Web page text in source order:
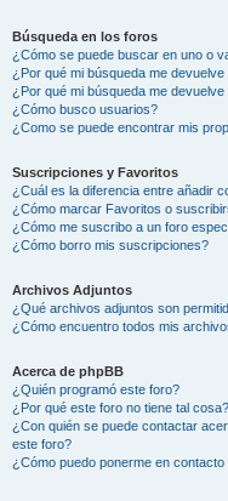
Búsqueda en los foros
¿Cómo se puede buscar en uno o
¿Por qué mi búsqueda me
¿Por qué mi búsqueda me
¿Cómo busco usuarios?
¿Como se puede encontrar mis
Suscripciones y Favoritos
¿Cuál es la diferencia entre añadir
¿Cómo marcar Favoritos o
¿Cómo me suscribo a un foro
¿Cómo borro mis suscripciones?
Archivos Adjuntos
¿Qué archivos adjuntos son
¿Cómo encuentro todos mis
Acerca de phpBB
¿Quién programó este foro?
¿Por qué este foro no tiene tal cosa?
¿Con quién se puede contactar
este foro?
¿Cómo puedo ponerme en